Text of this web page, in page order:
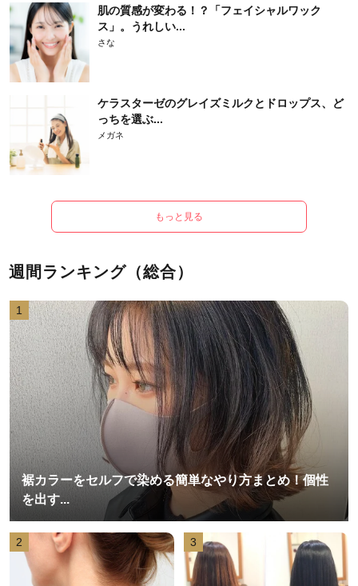
肌の質感が変わる！？「フェイシャルワック
ス」。うれしい...
さな
ケラスターゼのグレイズミルクとドロップス、ど
っちを選ぶ...
メガネ
もっと見る
週間ランキング（総合）
1
裾カラーをセルフで染める簡単なやり方まとめ！個性
を出す...
2 3